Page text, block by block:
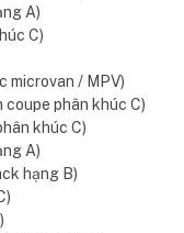
A)
C)
microvan / MPV)
phân khúc C)
khúc C)
A)
hạng B)